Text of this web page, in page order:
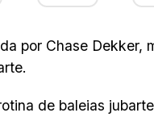
por Chase Dekker,
de baleias